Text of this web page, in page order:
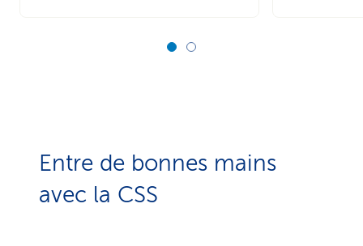
Entre de bonnes mains
avec la CSS